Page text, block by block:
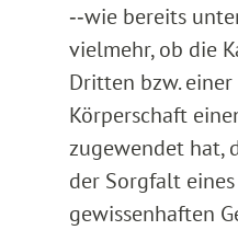
‑‑wie bereits
vielmehr, ob die
Dritten bzw.
Körperschaft
zugewendet hat,
der Sorgfalt
gewissenhaften